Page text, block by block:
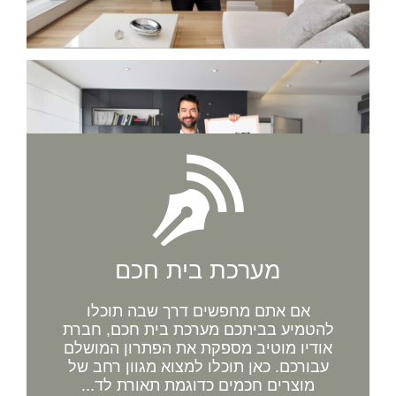
מערכת בית חכם
אם אתם מחפשים דרך שבה תוכלו
להטמיע בביתכם מערכת בית חכם, חברת
אודיו מוטיב מספקת את הפתרון המושלם
עבורכם. כאן תוכלו למצוא מגוון רחב של
מוצרים חכמים כדוגמת תאורת לד...